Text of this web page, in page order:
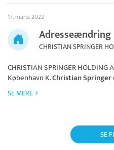
17. marts 2022
Adresseændring
CHRISTIAN SPRINGER
CHRISTIAN SPRINGER HOLDING
København K.Christian Springer
SE MERE
SE